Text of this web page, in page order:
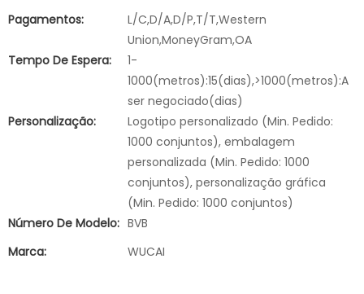
Pagamentos:
L/C,D/A,D/P,T/T,Western
Union,MoneyGram,OA
Tempo De Espera:
1-
1000(metros):15(dias),>1000(metros):A
ser negociado(dias)
Personalização:
Logotipo personalizado (Min. Pedido:
1000 conjuntos), embalagem
personalizada (Min. Pedido: 1000
conjuntos), personalização gráfica
(Min. Pedido: 1000 conjuntos)
Número De Modelo: BVB
Marca:
WUCAI